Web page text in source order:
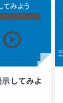
してみよ